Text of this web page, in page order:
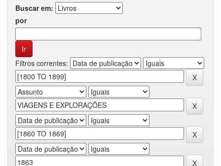
Buscar em:
por
Filtros correntes: